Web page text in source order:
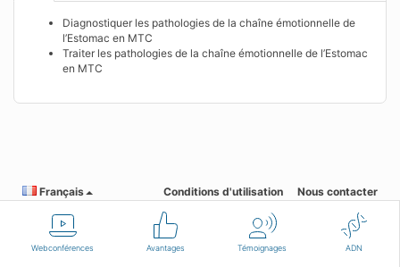
Webconférences Avantages Témoignages ADN
Diagnostiquer les pathologies de la chaîne émotionnelle de
l’Estomac en MTC
Traiter les pathologies de la chaîne émotionnelle de l’Estomac
en MTC
Français Conditions d'utilisation Nous contacter